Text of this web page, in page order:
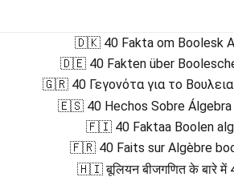
🇩🇰 40 Fakta om Boolesk
🇩🇪 40 Fakten über
🇬🇷 40 Γεγονότα για το
🇪🇸 40 Hechos Sobre Álgebra
🇫🇮 40 Faktaa Boolen
🇫🇷 40 Faits sur Algèbre
🇭🇮 बूलियन बीजगणित के बारे में